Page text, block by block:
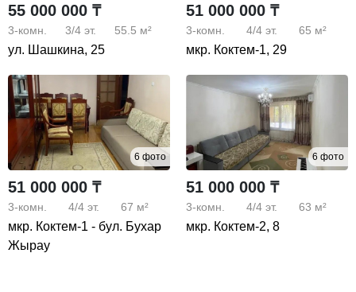
55 000 000 ₸
3-комн. 3/4 эт. 55.5 м²
ул. Шашкина, 25
51 000 000 ₸
3-комн. 4/4 эт. 65 м²
мкр. Коктем-1, 29
6 фото
51 000 000 ₸
3-комн. 4/4 эт. 67 м²
мкр. Коктем-1 - бул. Бухар
Жырау
6 фото
51 000 000 ₸
3-комн. 4/4 эт. 63 м²
мкр. Коктем-2, 8